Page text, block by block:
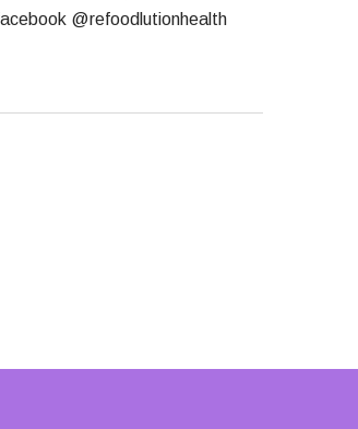
@refoodlutionhealth